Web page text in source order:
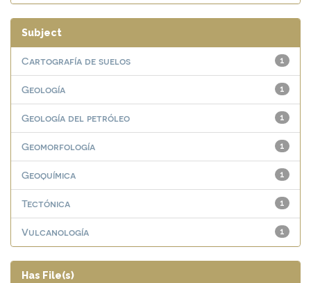
Subject
1
Cartografía de suelos
1
Geología
1
Geología del petróleo
1
Geomorfología
1
Geoquímica
1
Tectónica
1
Vulcanología
Has File(s)